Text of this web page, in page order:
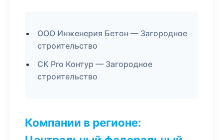
ООО Инженерия Бетон — Загородное
строительство
СК Pro Контур — Загородное
строительство
Компании в регионе: